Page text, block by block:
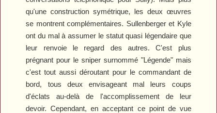
qu'une construction symétrique, les deux œuvres
se montrent complémentaires. Sullenberger et Kyle
ont du mal à assumer le statut quasi légendaire que
leur renvoie le regard des autres. C'est plus
prégnant pour le sniper surnommé "Légende" mais
c'est tout aussi déroutant pour le commandant de
bord, tous deux envisageant mal leurs coups
d'éclats au-delà de l'accomplissement de leur
devoir. Cependant, en acceptant ce point de vue